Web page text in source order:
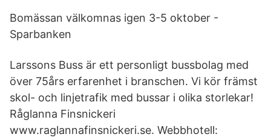
Bomässan välkomnas igen 3-5 oktober -
Sparbanken
Larssons Buss är ett personligt bussbolag med
över 75års erfarenhet i branschen. Vi kör främst
skol- och linjetrafik med bussar i olika storlekar!
Råglanna Finsnickeri
www.raglannafinsnickeri.se. Webbhotell: